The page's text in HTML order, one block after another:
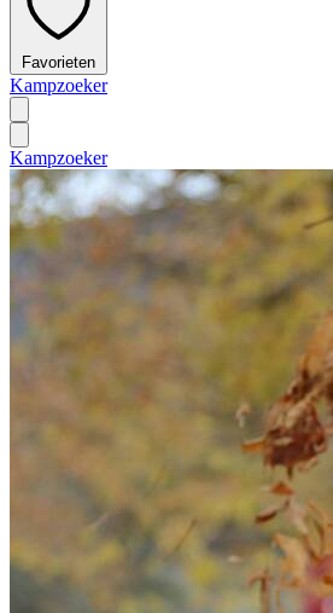
Favorieten
Kampzoeker
Kampzoeker